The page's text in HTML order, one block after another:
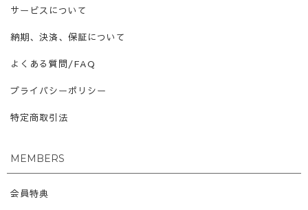
サービスについて
納期、決済、保証について
よくある質問/FAQ
プライバシーポリシー
特定商取引法
MEMBERS
会員特典